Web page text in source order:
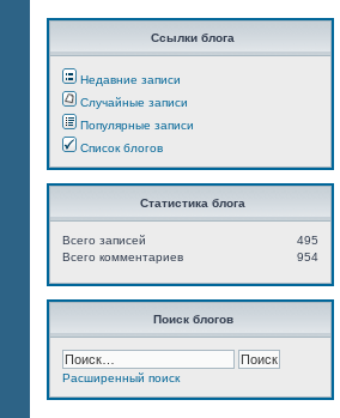
Ссылки блога
Недавние записи
Случайные записи
Популярные записи
Список блогов
Статистика блога
495
Всего записей
954
Всего комментариев
Поиск блогов
Расширенный поиск